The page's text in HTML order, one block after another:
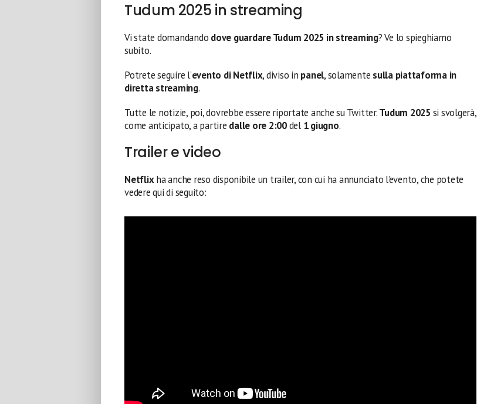
Tudum 2025 in streaming
Vi state domandando dove guardare Tudum 2025 in streaming? Ve lo spieghiamo
subito.
Potrete seguire l’evento di Netflix, diviso in panel, solamente sulla piattaforma in
diretta streaming.
Tutte le notizie, poi, dovrebbe essere riportate anche su Twitter.Tudum 2025 si svolgerà,
come anticipato, a partire dalle ore 2:00del 1 giugno.
Trailer e video
Netflixha anche reso disponibile un trailer, con cui ha annunciato l’evento, che potete
vedere qui di seguito: